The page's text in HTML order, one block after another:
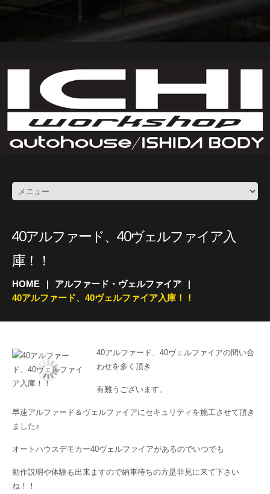
40アルファード、40ヴェルファイア入
庫！！
HOME
アルファード・ヴェルファイア
40アルファード、40ヴェルファイア入庫！！
40アルファード、40ヴェルファイアの問い合
わせを多く頂き
有難うございます。
早速アルファード＆ヴェルファイアにセキュリティを施工させて頂き
ました♪
オートハウスデモカー40ヴェルファイアがあるのでいつでも
動作説明や体験も出来ますので納車待ちの方是非見に来て下さい
ね！！